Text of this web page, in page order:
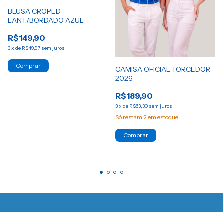
BLUSA CROPED
LANT./BORDADO AZUL
R$149,90
3x de R$49,97 sem juros
Comprar
CAMISA OFICIAL TORCEDOR
2026
R$189,90
3x de R$63,30 sem juros
Só restam 2em estoque!
Comprar